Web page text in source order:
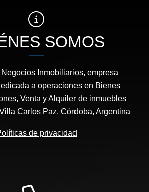
SOMOS
Inmobiliarios, empresa
a operaciones en Bienes
Venta y Alquiler de inmuebles
Carlos Paz, Córdoba, Argentina
de privacidad